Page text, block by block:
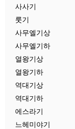
사사기
룻기
사무엘기상
사무엘기하
열왕기상
열왕기하
역대기상
역대기하
에스라기
느헤미야기